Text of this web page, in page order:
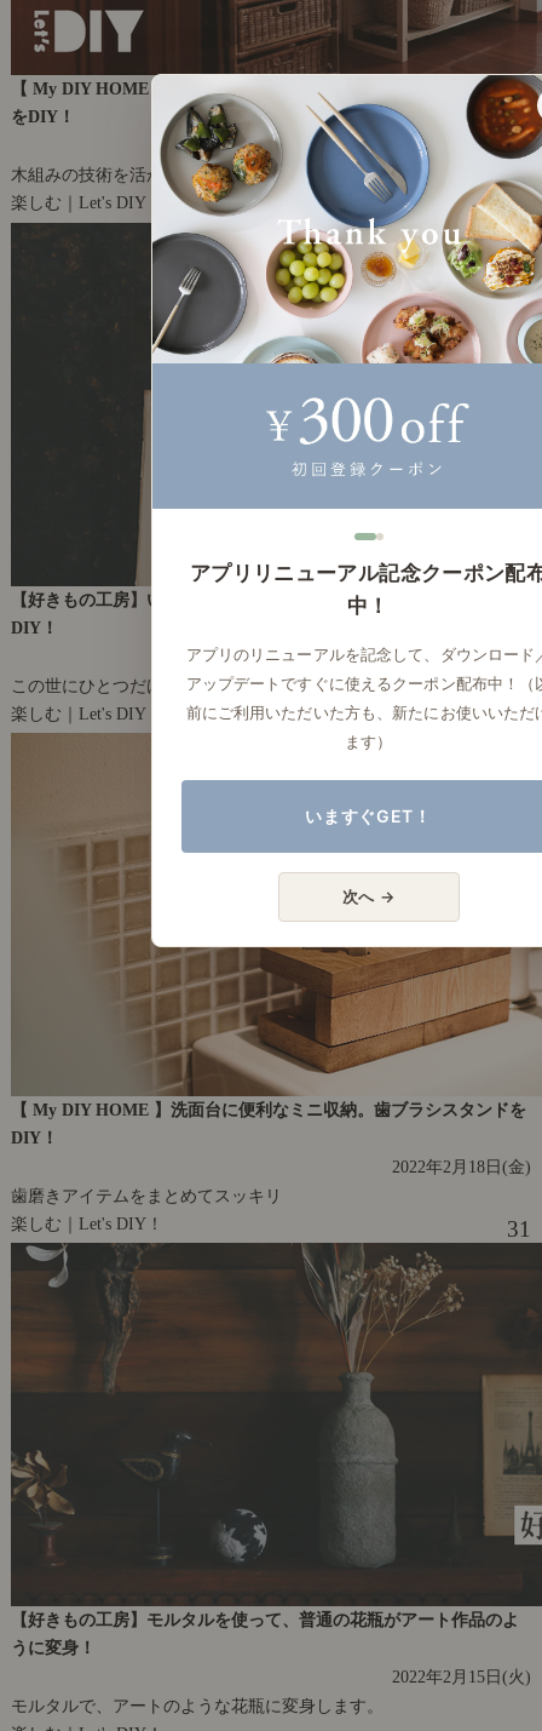
【 My DIY HOME 】大入れ加工で美しく。木組みのウッドシェルフ
をDIY！
2022年3月25日(金)
木組みの技術を活かしたシェルフ作り
楽しむ｜Let's DIY！
31
【好きもの工房】いろんな石を使って、オリジナルのマグネットを
DIY！
2022年3月22日(火)
この世にひとつだけの、オリジナルマグネット
楽しむ｜Let's DIY！
31
【 My DIY HOME 】洗面台に便利なミニ収納。歯ブラシスタンドを
DIY！
2022年2月18日(金)
歯磨きアイテムをまとめてスッキリ
楽しむ｜Let's DIY！
31
【好きもの工房】モルタルを使って、普通の花瓶がアート作品のよ
うに変身！
2022年2月15日(火)
モルタルで、アートのような花瓶に変身します。
アプリリニューアル記念クーポン配
中！
アプリのリニューアルを記念して、ダウンロード
アップデートですぐに使えるクーポン配布中！（
前にご利用いただいた方も、新たにお使いいただ
ます）
いますぐGET！
次へ →